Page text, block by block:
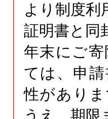
より制度利
証明書と同
年末にご
ては、申
性があり
うえ、期